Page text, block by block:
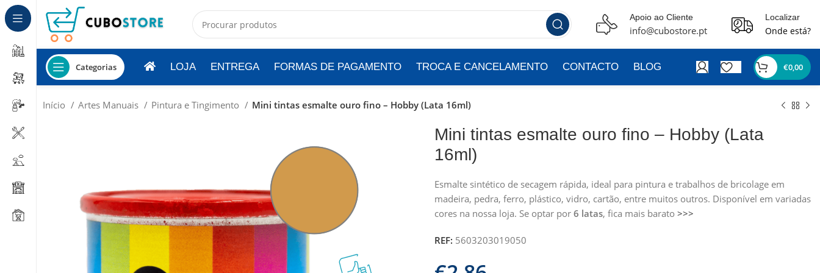
Apoio ao Cliente
info@cubostore.pt
Localizar
Onde está?
Categorias LOJA ENTREGA FORMAS DE PAGAMENTO TROCA E CANCELAMENTO CONTACTO BLOG €0,00
Início Artes Manuais Pintura e Tingimento Mini tintas esmalte ouro fino – Hobby (Lata 16ml)
Mini tintas esmalte ouro fino – Hobby (Lata
16ml)
Esmalte sintético de secagem rápida, ideal para pintura e trabalhos de bricolage em
madeira, pedra, ferro, plástico, vidro, cartão, entre muitos outros. Disponível em variadas
cores na nossa loja. Se optar por 6 latas, fica mais barato >>>
REF: 5603203019050